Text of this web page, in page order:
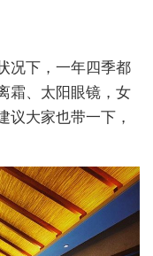
况下，一年四季都
霜、太阳眼镜，女
议大家也带一下，